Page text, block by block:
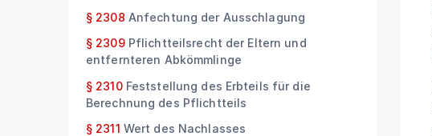
§ 2308 Anfechtung der Ausschlagung
§ 2309 Pflichtteilsrecht der Eltern und
entfernteren Abkömmlinge
§ 2310 Feststellung des Erbteils für die
Berechnung des Pflichtteils
§ 2311 Wert des Nachlasses